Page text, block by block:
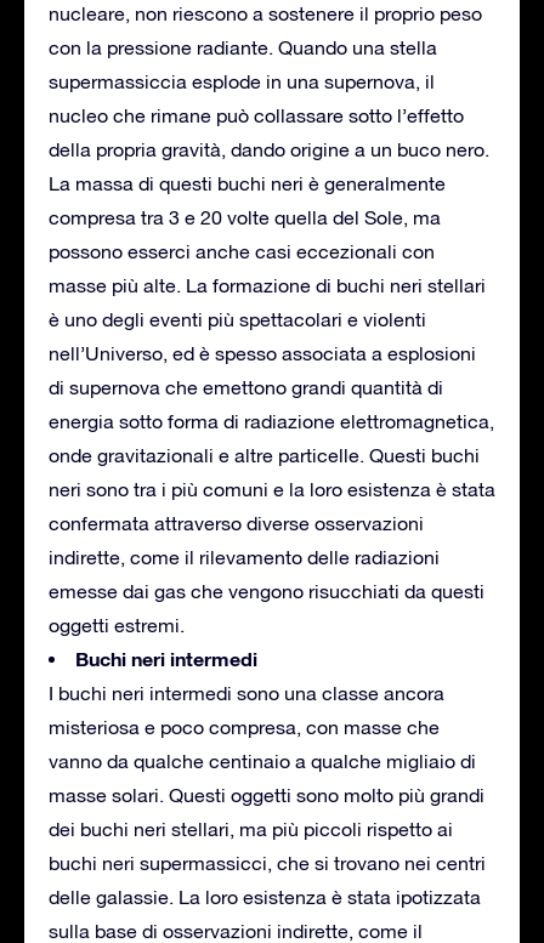
nucleare, non riescono a sostenere il proprio peso
con la pressione radiante. Quando una stella
supermassiccia esplode in una supernova, il
nucleo che rimane può collassare sotto l’effetto
della propria gravità, dando origine a un buco nero.
La massa di questi buchi neri è generalmente
compresa tra 3 e 20 volte quella del Sole, ma
possono esserci anche casi eccezionali con
masse più alte. La formazione di buchi neri stellari
è uno degli eventi più spettacolari e violenti
nell’Universo, ed è spesso associata a esplosioni
di supernova che emettono grandi quantità di
energia sotto forma di radiazione elettromagnetica,
onde gravitazionali e altre particelle. Questi buchi
neri sono tra i più comuni e la loro esistenza è stata
confermata attraverso diverse osservazioni
indirette, come il rilevamento delle radiazioni
emesse dai gas che vengono risucchiati da questi
oggetti estremi.
Buchi neri intermedi
I buchi neri intermedi sono una classe ancora
misteriosa e poco compresa, con masse che
vanno da qualche centinaio a qualche migliaio di
masse solari. Questi oggetti sono molto più grandi
dei buchi neri stellari, ma più piccoli rispetto ai
buchi neri supermassicci, che si trovano nei centri
delle galassie. La loro esistenza è stata ipotizzata
sulla base di osservazioni indirette, come il